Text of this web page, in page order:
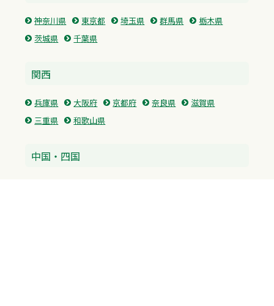
神奈川県 東京都 埼玉県 群馬県
栃木県
茨城県
千葉県
関西
兵庫県 大阪府 京都府 奈良県
滋賀県
三重県
和歌山県
中国・四国